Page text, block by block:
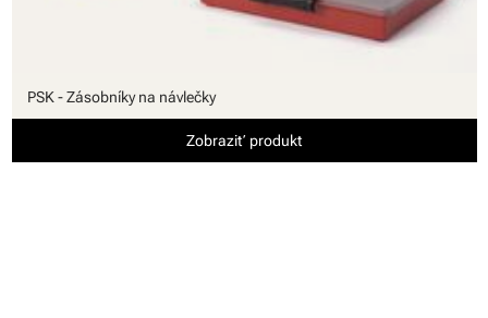
PSK - Zásobníky na návlečky
Zobraziť produkt